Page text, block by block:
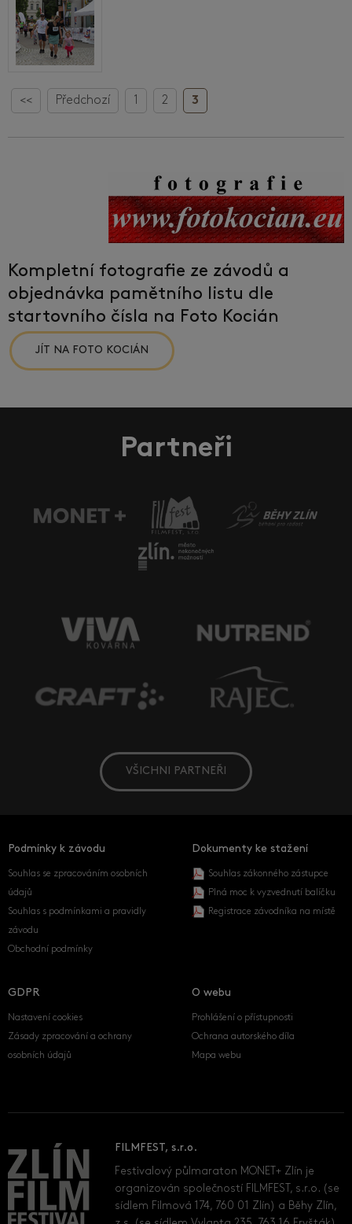
<< Předchozí 1 2 3
Kompletní fotografie ze závodů a
objednávka pamětního listu dle
startovního čísla na Foto Kocián
JÍT NA FOTO KOCIÁN
Partneři
VŠICHNI PARTNEŘI
Podmínky k závodu
Souhlas se zpracováním osobních
údajů
Souhlas s podmínkami a pravidly
závodu
Obchodní podmínky
Dokumenty ke stažení
Souhlas zákonného zástupce
Plná moc k vyzvednutí balíčku
Registrace závodníka na místě
GDPR
Nastavení cookies
Zásady zpracování a ochrany
osobních údajů
O webu
Prohlášení o přístupnosti
Ochrana autorského díla
Mapa webu
FILMFEST, s.r.o.
Festivalový půlmaraton MONET+ Zlín je
organizován společností FILMFEST, s.r.o. (se
sídlem Filmová 174, 760 01 Zlín) a Běhy Zlín,